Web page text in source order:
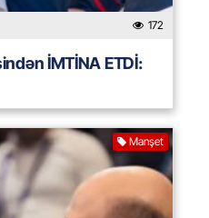
172
İMTİNA ETDİ:
Manşet